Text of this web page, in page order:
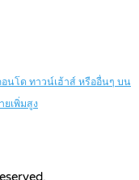
นโด ทาวน์เฮ้าส์ หรืออื่นๆ บน
ยเพิ่มสูง